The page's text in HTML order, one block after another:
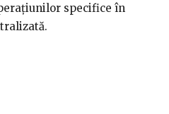
specifice în